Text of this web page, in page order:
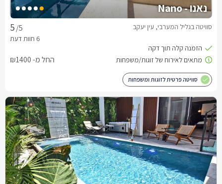
נאנו - Nano
/5 סוויטה בגליל המערבי, עין יעקב
החל מ- ₪1400
סוויטה פרטית לזוגות ומשפחות